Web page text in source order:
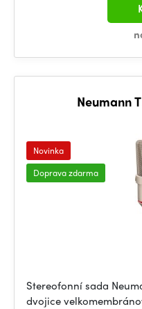
Neumann
Novinka
Doprava zdarma
Stereofonní sada
dvojice